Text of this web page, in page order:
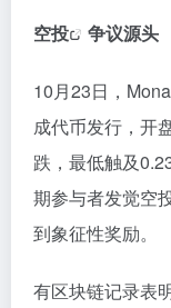
空投 争议源头
10月23日，
成代币发行，开
跌，最低触及
期参与者发觉空
到象征性奖励。
有区块链记录表